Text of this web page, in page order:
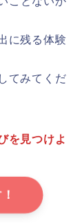
に残る体験
てみてくだ
を見つけよ